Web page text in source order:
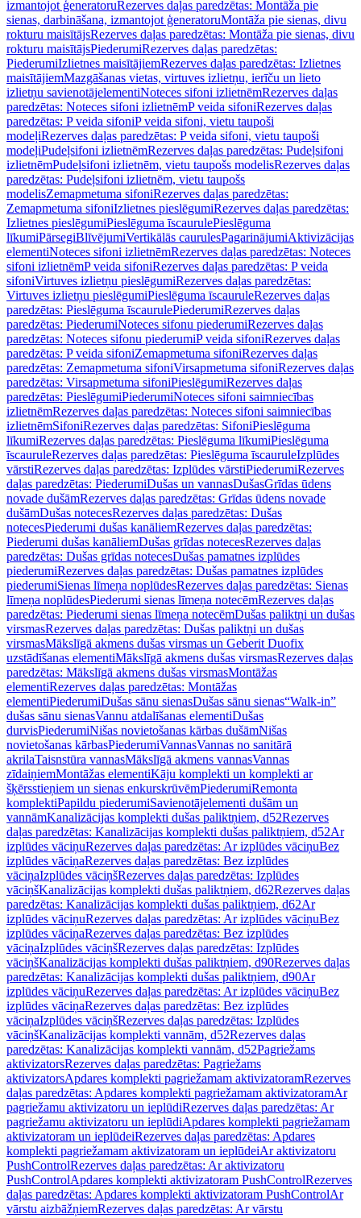
izmantojot ģeneratoruRezerves daļas paredzētas: Montāža pie
sienas, darbināšana, izmantojot ģeneratoruMontāža pie sienas, divu
rokturu maisītājsRezerves daļas paredzētas: Montāža pie sienas, divu
rokturu maisītājsPiederumiRezerves daļas paredzētas:
PiederumiIzlietnes maisītājiemRezerves daļas paredzētas: Izlietnes
maisītājiemMazgāšanas vietas, virtuves izlietņu, ierīču un lieto
izlietņu savienotājelementiNoteces sifoni izlietnēmRezerves daļas
paredzētas: Noteces sifoni izlietnēmP veida sifoniRezerves daļas
paredzētas: P veida sifoniP veida sifoni, vietu taupoši
modeļiRezerves daļas paredzētas: P veida sifoni, vietu taupoši
modeļiPudeļsifoni izlietnēmRezerves daļas paredzētas: Pudeļsifoni
izlietnēmPudeļsifoni izlietnēm, vietu taupošs modelisRezerves daļas
paredzētas: Pudeļsifoni izlietnēm, vietu taupošs
modelisZemapmetuma sifoniRezerves daļas paredzētas:
Zemapmetuma sifoniIzlietnes pieslēgumiRezerves daļas paredzētas:
Izlietnes pieslēgumiPieslēguma īscaurulePieslēguma
līkumiPārsegiBlīvējumiVertikālās caurulesPagarinājumiAktivizācijas
elementiNoteces sifoni izlietnēmRezerves daļas paredzētas: Noteces
sifoni izlietnēmP veida sifoniRezerves daļas paredzētas: P veida
sifoniVirtuves izlietņu pieslēgumiRezerves daļas paredzētas:
Virtuves izlietņu pieslēgumiPieslēguma īscauruleRezerves daļas
paredzētas: Pieslēguma īscaurulePiederumiRezerves daļas
paredzētas: PiederumiNoteces sifonu piederumiRezerves daļas
paredzētas: Noteces sifonu piederumiP veida sifoniRezerves daļas
paredzētas: P veida sifoniZemapmetuma sifoniRezerves daļas
paredzētas: Zemapmetuma sifoniVirsapmetuma sifoniRezerves daļas
paredzētas: Virsapmetuma sifoniPieslēgumiRezerves daļas
paredzētas: PieslēgumiPiederumiNoteces sifoni saimniecības
izlietnēmRezerves daļas paredzētas: Noteces sifoni saimniecības
izlietnēmSifoniRezerves daļas paredzētas: SifoniPieslēguma
līkumiRezerves daļas paredzētas: Pieslēguma līkumiPieslēguma
īscauruleRezerves daļas paredzētas: Pieslēguma īscauruleIzplūdes
vārstiRezerves daļas paredzētas: Izplūdes vārstiPiederumiRezerves
daļas paredzētas: PiederumiDušas un vannasDušasGrīdas ūdens
novade dušāmRezerves daļas paredzētas: Grīdas ūdens novade
dušāmDušas notecesRezerves daļas paredzētas: Dušas
notecesPiederumi dušas kanāliemRezerves daļas paredzētas:
Piederumi dušas kanāliemDušas grīdas notecesRezerves daļas
paredzētas: Dušas grīdas notecesDušas pamatnes izplūdes
piederumiRezerves daļas paredzētas: Dušas pamatnes izplūdes
piederumiSienas līmeņa noplūdesRezerves daļas paredzētas: Sienas
līmeņa noplūdesPiederumi sienas līmeņa notecēmRezerves daļas
paredzētas: Piederumi sienas līmeņa notecēmDušas paliktņi un dušas
virsmasRezerves daļas paredzētas: Dušas paliktņi un dušas
virsmasMākslīgā akmens dušas virsmas un Geberit Duofix
uzstādīšanas elementiMākslīgā akmens dušas virsmasRezerves daļas
paredzētas: Mākslīgā akmens dušas virsmasMontāžas
elementiRezerves daļas paredzētas: Montāžas
elementiPiederumiDušas sānu sienasDušas sānu sienas“Walk-in”
dušas sānu sienasVannu atdalīšanas elementiDušas
durvisPiederumiNišas novietošanas kārbas dušāmNišas
novietošanas kārbasPiederumiVannasVannas no sanitārā
akrilaTaisnstūra vannasMākslīgā akmens vannasVannas
zīdaiņiemMontāžas elementiKāju komplekti un komplekti ar
šķērsstieņiem un sienas enkurskrūvēmPiederumiRemonta
komplektiPapildu piederumiSavienotājelementi dušām un
vannāmKanalizācijas komplekti dušas paliktņiem, d52Rezerves
daļas paredzētas: Kanalizācijas komplekti dušas paliktņiem, d52Ar
izplūdes vāciņuRezerves daļas paredzētas: Ar izplūdes vāciņuBez
izplūdes vāciņaRezerves daļas paredzētas: Bez izplūdes
vāciņaIzplūdes vāciņšRezerves daļas paredzētas: Izplūdes
vāciņšKanalizācijas komplekti dušas paliktņiem, d62Rezerves daļas
paredzētas: Kanalizācijas komplekti dušas paliktņiem, d62Ar
izplūdes vāciņuRezerves daļas paredzētas: Ar izplūdes vāciņuBez
izplūdes vāciņaRezerves daļas paredzētas: Bez izplūdes
vāciņaIzplūdes vāciņšRezerves daļas paredzētas: Izplūdes
vāciņšKanalizācijas komplekti dušas paliktņiem, d90Rezerves daļas
paredzētas: Kanalizācijas komplekti dušas paliktņiem, d90Ar
izplūdes vāciņuRezerves daļas paredzētas: Ar izplūdes vāciņuBez
izplūdes vāciņaRezerves daļas paredzētas: Bez izplūdes
vāciņaIzplūdes vāciņšRezerves daļas paredzētas: Izplūdes
vāciņšKanalizācijas komplekti vannām, d52Rezerves daļas
paredzētas: Kanalizācijas komplekti vannām, d52Pagriežams
aktivizatorsRezerves daļas paredzētas: Pagriežams
aktivizatorsApdares komplekti pagriežamam aktivizatoramRezerves
daļas paredzētas: Apdares komplekti pagriežamam aktivizatoramAr
pagriežamu aktivizatoru un ieplūdiRezerves daļas paredzētas: Ar
pagriežamu aktivizatoru un ieplūdiApdares komplekti pagriežamam
aktivizatoram un ieplūdeiRezerves daļas paredzētas: Apdares
komplekti pagriežamam aktivizatoram un ieplūdeiAr aktivizatoru
PushControlRezerves daļas paredzētas: Ar aktivizatoru
PushControlApdares komplekti aktivizatoram PushControlRezerves
daļas paredzētas: Apdares komplekti aktivizatoram PushControlAr
vārstu aizbāžņiemRezerves daļas paredzētas: Ar vārstu